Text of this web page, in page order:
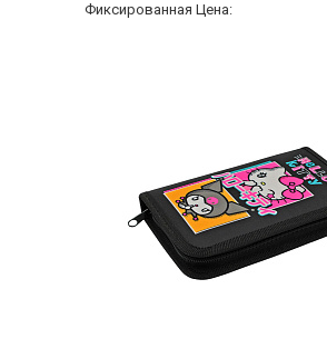
Фиксированная Цена: